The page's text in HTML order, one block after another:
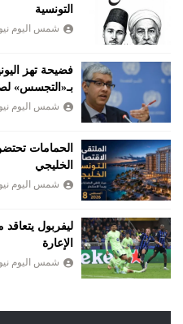
التونسية
شمس اليوم نيوز
فضيحة تهز
بـ«التجسس»
شمس اليوم نيوز
الحمامات
الخليجي
شمس اليوم نيوز
ليفربول
الإعارة
شمس اليوم نيوز